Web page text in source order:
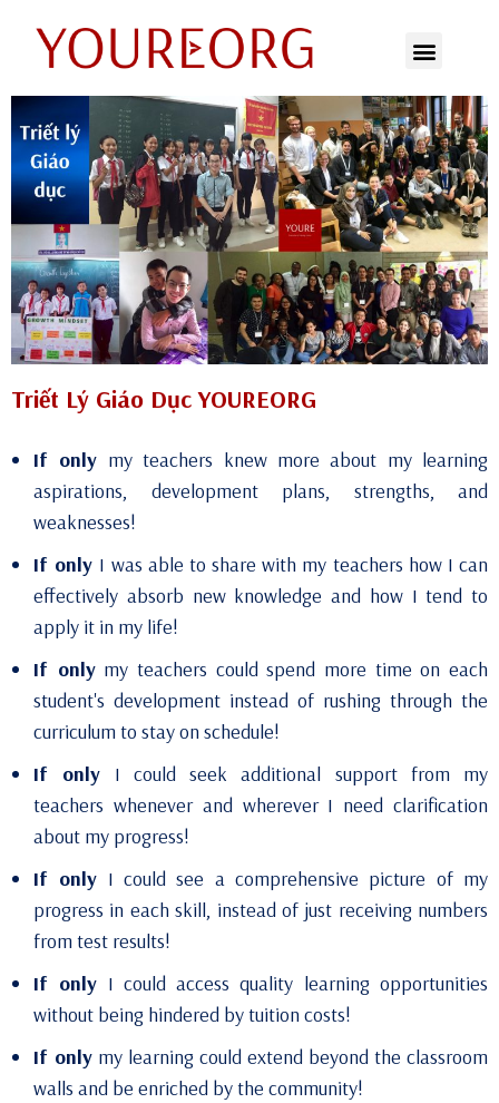
content
Triết Lý Giáo Dục YOUREORG
If only my teachers knew more about my learning
aspirations, development plans, strengths, and
weaknesses!
If only I was able to share with my teachers how I can
effectively absorb new knowledge and how I tend to
apply it in my life!
If onlymy teachers could spend more time on each
student's development instead of rushing through the
curriculum to stay on schedule!
If only I could seek additional support from my
teachers whenever and wherever I need clarification
about my progress!
If only I could see a comprehensive picture of my
progress in each skill, instead of just receiving numbers
from test results!
If only I could access quality learning opportunities
without being hindered by tuition costs!
If only my learning could extend beyond the classroom
walls and be enriched by the community!